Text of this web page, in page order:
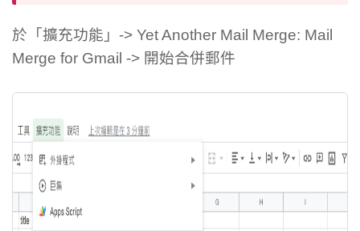
於「擴充功能」-> Yet Another Mail Merge: Mail
Merge for Gmail -> 開始合併郵件